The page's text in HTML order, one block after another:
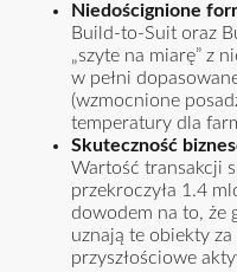
Niedoścignione
Build-to-Suit oraz
„szyte na miarę” z
w pełni
(wzmocnione
temperatury dla
Skuteczność
Wartość transakcji
przekroczyła 1.4
dowodem na to, że
uznają te obiekty
przyszłościowe